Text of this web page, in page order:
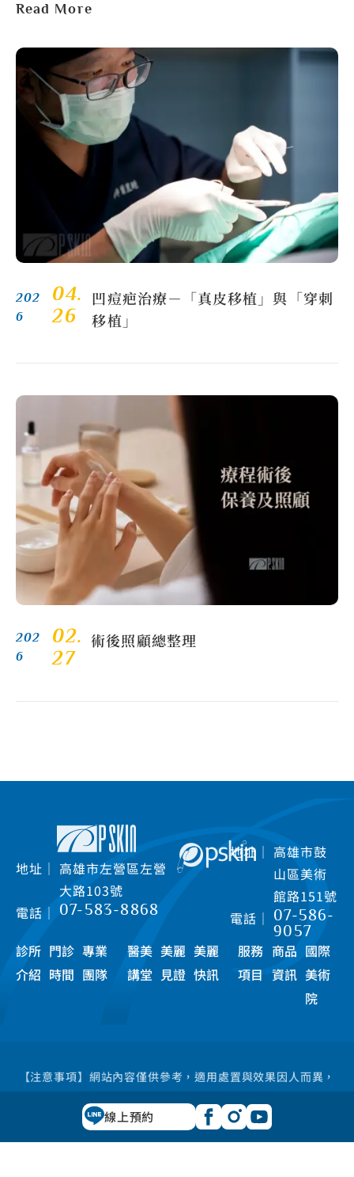
Read More
202
6
04.
26
凹痘疤治療－「真皮移植」與「穿刺
移植」
202
6
02.
27
術後照顧總整理
地址｜ 高雄市左營區左營
大路103號
電話｜ 07-583-8868
地址｜ 高雄市鼓
山區美術
館路151號
電話｜ 07-586-
9057
診所
介紹
門診
時間
專業
團隊
醫美
講堂
美麗
見證
美麗
快訊
服務
項目
商品
資訊
國際
美術
院
【注意事項】網站內容僅供參考，適用處置與效果因人而異，
業者轉錄其網路資訊之內容供人點閱。但以網路搜尋或超連結
方式，進入醫療機構之網址（域）直接點閱者，不在此限。
線上預約